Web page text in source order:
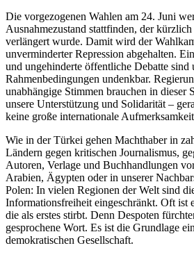
Die vorgezogenen Wahlen am 24. Juni
Ausnahmezustand stattfinden, der
verlängert wurde. Damit wird der
unverminderter Repression abgehalten.
und ungehinderte öffentliche Debatte sind
Rahmenbedingungen undenkbar.
unabhängige Stimmen brauchen in dieser
unsere Unterstützung und Solidarität –
keine große internationale
Wie in der Türkei gehen Machthaber in
Ländern gegen kritischen Journalismus,
Autoren, Verlage und Buchhandlungen
Arabien, Ägypten oder in unserer
Polen: In vielen Regionen der Welt sind
Informationsfreiheit eingeschränkt. Oft ist
die als erstes stirbt. Denn Despoten
gesprochene Wort. Es ist die Grundlage
demokratischen Gesellschaft.